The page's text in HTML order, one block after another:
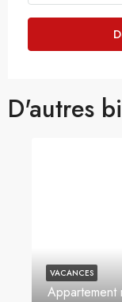
D'autres
Appartement
VACANCES